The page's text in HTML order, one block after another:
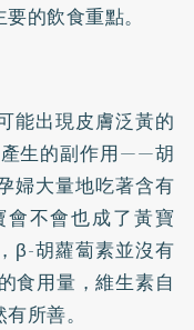
的飲食重點。
能出現皮膚泛黃的
生的副作用——胡
婦大量地吃著含有
不會也成了黃寶
β-胡蘿蔔素並沒有
食用量，維生素自
所善。